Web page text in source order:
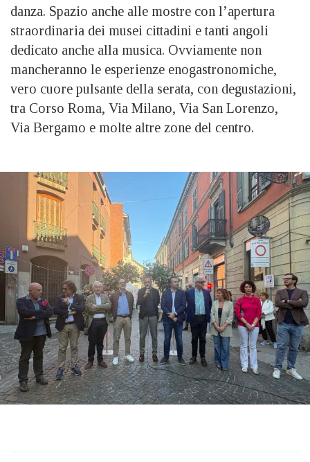
danza. Spazio anche alle mostre con l’apertura
straordinaria dei musei cittadini e tanti angoli
dedicato anche alla musica. Ovviamente non
mancheranno le esperienze enogastronomiche,
vero cuore pulsante della serata, con degustazioni,
tra Corso Roma, Via Milano, Via San Lorenzo,
Via Bergamo e molte altre zone del centro.